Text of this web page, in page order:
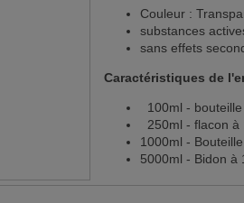
Couleur :
substances
sans effets
Caractéristiques de
100ml -
250ml - flacon à
1000ml -
5000ml - Bidon à